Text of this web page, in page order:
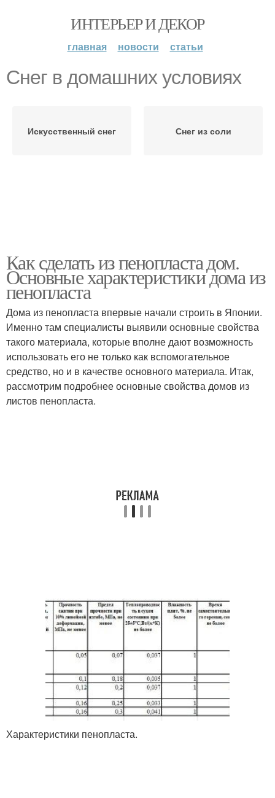
ИНТЕРЬЕР И ДЕКОР
главная новости статьи
Снег в домашних условиях
Искусственный снег Снег из соли
Как сделать из пенопласта дом.
Основные характеристики дома из
пенопласта
Дома из пенопласта впервые начали строить в Японии.
Именно там специалисты выявили основные свойства
такого материала, которые вполне дают возможность
использовать его не только как вспомогательное
средство, но и в качестве основного материала. Итак,
рассмотрим подробнее основные свойства домов из
листов пенопласта.
Характеристики пенопласта.